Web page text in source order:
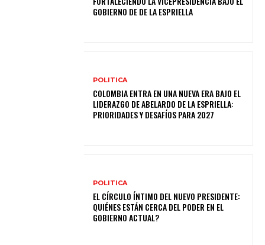
GOBIERNO DE DE LA ESPRIELLA
POLITICA
COLOMBIA ENTRA EN UNA NUEVA ERA BAJO EL
LIDERAZGO DE ABELARDO DE LA ESPRIELLA:
PRIORIDADES Y DESAFÍOS PARA 2027
POLITICA
EL CÍRCULO ÍNTIMO DEL NUEVO PRESIDENTE:
QUIÉNES ESTÁN CERCA DEL PODER EN EL
GOBIERNO ACTUAL?